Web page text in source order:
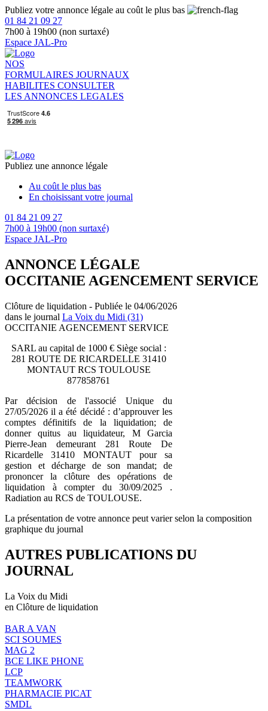
Publiez votre annonce légale au coût le plus bas
01 84 21 09 27
7h00 à 19h00 (non surtaxé)
Espace JAL-Pro
NOS
FORMULAIRES JOURNAUX
HABILITES CONSULTER
LES ANNONCES LEGALES
Publiez une annonce légale
Au coût le plus bas
En choisissant votre journal
01 84 21 09 27
7h00 à 19h00 (non surtaxé)
Espace JAL-Pro
ANNONCE LÉGALE
OCCITANIE AGENCEMENT SERVICE
Clôture de liquidation - Publiée le 04/06/2026
dans le journal La Voix du Midi (31)
OCCITANIE AGENCEMENT SERVICE
SARL au capital de 1000 € Siège social :
281 ROUTE DE RICARDELLE 31410
MONTAUT RCS TOULOUSE
877858761
Par décision de l'associé Unique du
27/05/2026 il a été décidé : d’approuver les
comptes définitifs de la liquidation; de
donner quitus au liquidateur, M Garcia
Pierre-Jean demeurant 281 Route De
Ricardelle 31410 MONTAUT pour sa
gestion et décharge de son mandat; de
prononcer la clôture des opérations de
liquidation à compter du 30/09/2025 .
Radiation au RCS de TOULOUSE.
La présentation de votre annonce peut varier selon la composition
graphique du journal
AUTRES PUBLICATIONS DU
JOURNAL
La Voix du Midi
en Clôture de liquidation
BAR A VAN
SCI SOUMES
MAG 2
BCE LIKE PHONE
LCP
TEAMWORK
PHARMACIE PICAT
SMDL